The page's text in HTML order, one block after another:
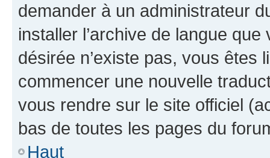
demander à un administrateur
installer l’archive de langue
désirée n’existe pas, vous êtes
commencer une nouvelle
vous rendre sur le site officiel
bas de toutes les pages du
Haut